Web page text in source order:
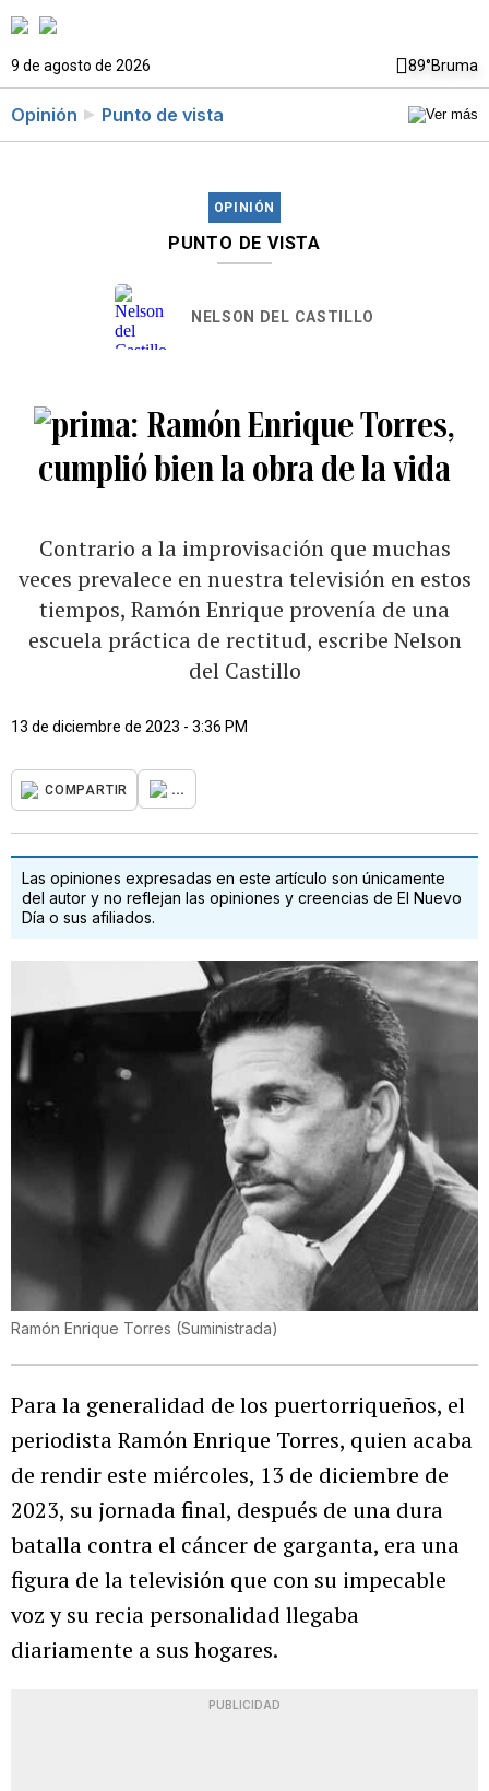
9 de agosto de 2026 89°Bruma
Opinión Punto de vista
OPINIÓN
PUNTO DE VISTA
NELSON DEL CASTILLO
Ramón Enrique Torres,
cumplió bien la obra de la vida
Contrario a la improvisación que muchas
veces prevalece en nuestra televisión en estos
tiempos, Ramón Enrique provenía de una
escuela práctica de rectitud, escribe Nelson
del Castillo
13 de diciembre de 2023 - 3:36 PM
COMPARTIR ...
Las opiniones expresadas en este artículo son únicamente
del autor y no reflejan las opiniones y creencias de El Nuevo
Día o sus afiliados.
Ramón Enrique Torres (Suministrada)
Para la generalidad de los puertorriqueños, el
periodista Ramón Enrique Torres, quien acaba
de rendir este miércoles, 13 de diciembre de
2023, su jornada final, después de una dura
batalla contra el cáncer de garganta, era una
figura de la televisión que con su impecable
voz y su recia personalidad llegaba
diariamente a sus hogares.
PUBLICIDAD